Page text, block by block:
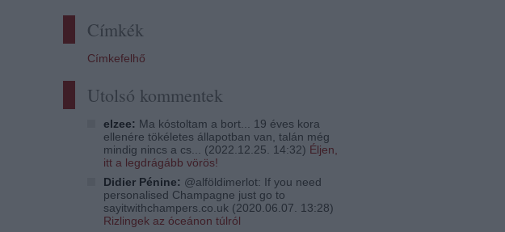
Címkék
Címkefelhő
Utolsó kommentek
elzee: Ma kóstoltam a bort... 19 éves kora
ellenére tökéletes állapotban van, talán még
mindig nincs a cs... (2022.12.25. 14:32) Éljen,
itt a legdrágább vörös!
Didier Pénine: @alföldimerlot: If you need
personalised Champagne just go to
sayitwithchampers.co.uk (2020.06.07. 13:28)
Rizlingek az óceánon túlról